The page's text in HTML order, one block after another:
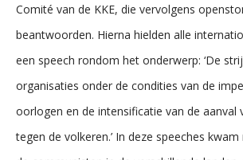
Comité van de KKE, die vervolgens
beantwoorden. Hierna hielden alle
een speech rondom het onderwerp: ‘De
organisaties onder de condities van de
oorlogen en de intensificatie van de aanval
tegen de volkeren.’ In deze speeches